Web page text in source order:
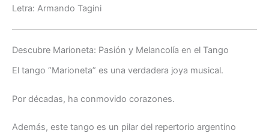
Letra: Armando Tagini
Descubre Marioneta: Pasión y Melancolía en el Tango
El tango “Marioneta” es una verdadera joya musical.
Por décadas, ha conmovido corazones.
Además, este tango es un pilar del repertorio argentino